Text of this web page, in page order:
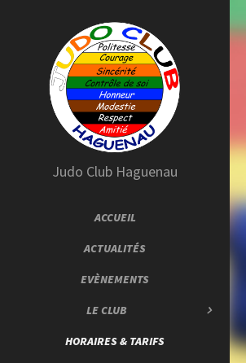
Judo Club Haguenau
ACCUEIL
ACTUALITÉS
EVÈNEMENTS
LE CLUB
HORAIRES & TARIFS